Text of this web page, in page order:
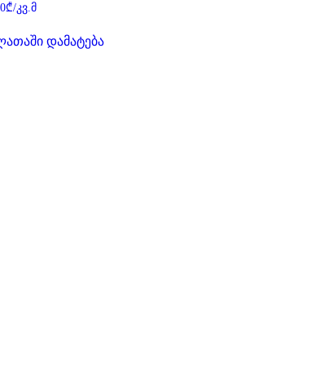
₾/კვ.მ
დამატება